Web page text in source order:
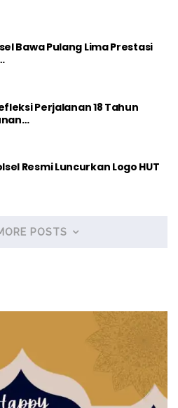
Bawa Pulang Lima Prestasi
Perjalanan 18 Tahun
Resmi Luncurkan Logo HUT
POSTS